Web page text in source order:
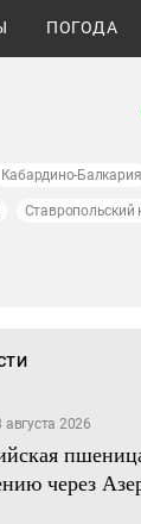
ПОГОДА
Кабардино-Балкария
Ставропольский
августа 2026
через